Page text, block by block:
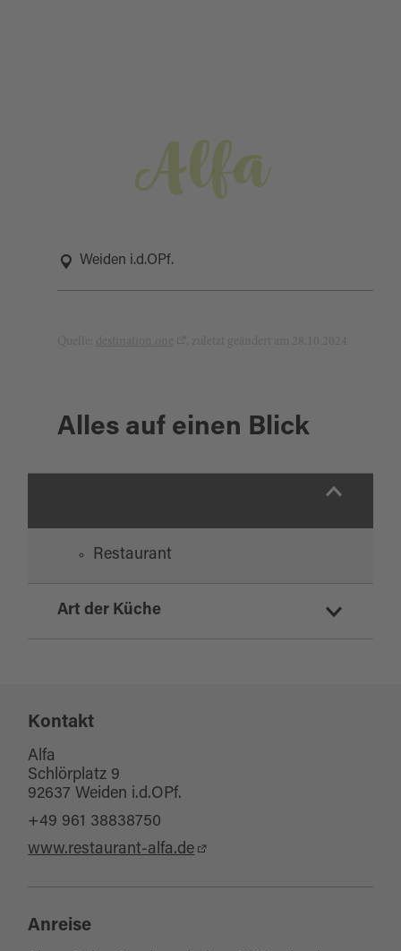
Alfa
Weiden i.d.OPf.
Alles auf einen Blick
Restaurant
Art der Küche
Kontakt
Alfa
Schlörplatz 9
92637 Weiden i.d.OPf.
+49 961 38838750
www.restaurant-alfa.de
Anreise